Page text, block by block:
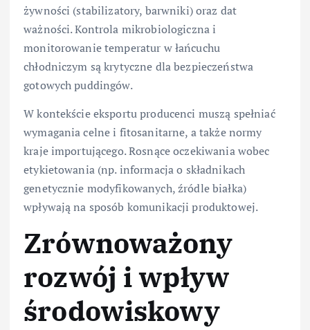
żywności (stabilizatory, barwniki) oraz dat
ważności. Kontrola mikrobiologiczna i
monitorowanie temperatur w łańcuchu
chłodniczym są krytyczne dla bezpieczeństwa
gotowych puddingów.
W kontekście eksportu producenci muszą spełniać
wymagania celne i fitosanitarne, a także normy
kraje importującego. Rosnące oczekiwania wobec
etykietowania (np. informacja o składnikach
genetycznie modyfikowanych, źródle białka)
wpływają na sposób komunikacji produktowej.
Zrównoważony
rozwój i wpływ
środowiskowy